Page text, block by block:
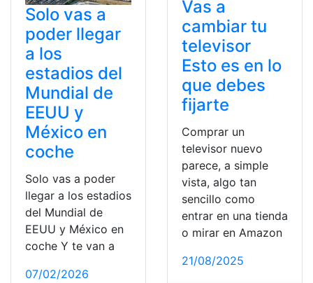
Solo vas a
poder llegar
a los
estadios del
Mundial de
EEUU y
México en
coche
Solo vas a poder
llegar a los estadios
del Mundial de
EEUU y México en
coche Y te van a
07/02/2026
Vas a
cambiar tu
televisor
Esto es en lo
que debes
fijarte
Comprar un
televisor nuevo
parece, a simple
vista, algo tan
sencillo como
entrar en una tienda
o mirar en Amazon
21/08/2025